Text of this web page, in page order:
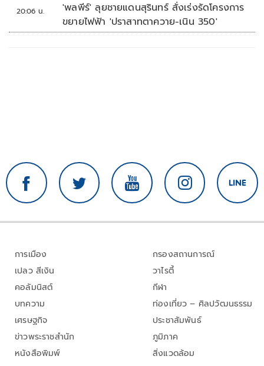
20:06 น.
'พลพีร์' ลุยชายแดนสุรินทร์ สั่งเร่งรัดโครงการ
ขยายไฟฟ้า 'ปราสาทตาควาย-เนิน 350'
การเมือง
เปลว สีเงิน
คอลัมนิสต์
บทความ
เศรษฐกิจ
ข่าวพระราชสำนัก
หนังสือพิมพ์
กรองสถานการณ์
วาไรตี้
กีฬา
ท่องเที่ยว – ศิลปวัฒนธรรม
ประชาสัมพันธ์
ภูมิภาค
สิ่งแวดล้อม